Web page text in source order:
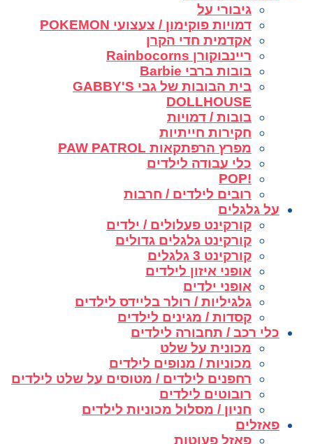
גיבורי על
דמויות פוקימון / צעצועי POKEMON
אקדמית חדי הקרן
ריינבוקורן Rainbocorns
בובות ברבי Barbie
בית הבובות של גבי GABBY'S
DOLLHOUSE
בובות / דמויות
חקירות חייתיות
מפרץ הרפתקאות PAW PATROL
כלי עבודה לילדים
!POP
רובים לילדים / חרבות
על גלגלים
קורקינט פעלולים / ילדים
קורקינט גלגלים גדולים
קורקינט 3 גלגלים
אופני איזון לילדים
אופני ילדים
גלגיליות / רולר בליידס לילדים
קסדות / מגינים לילדים
כלי רכב / תחבורה לילדים
מכונית על שלט
מכוניות / מנופים לילדים
רחפנים לילדים / מטוסים על שלט לילדים
רובוטים לילדים
חניון / מסלול מכוניות לילדים
פאזלים
פאזל פעוטות